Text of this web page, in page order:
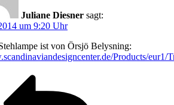
Juliane Diesner sagt:
um 9:20 Uhr
ist von Örsjö Belysning:
Products/